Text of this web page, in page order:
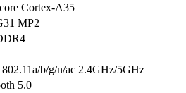
Cortex-A35
MP2
b/g/n/ac 2.4GHz/5GHz
5.0